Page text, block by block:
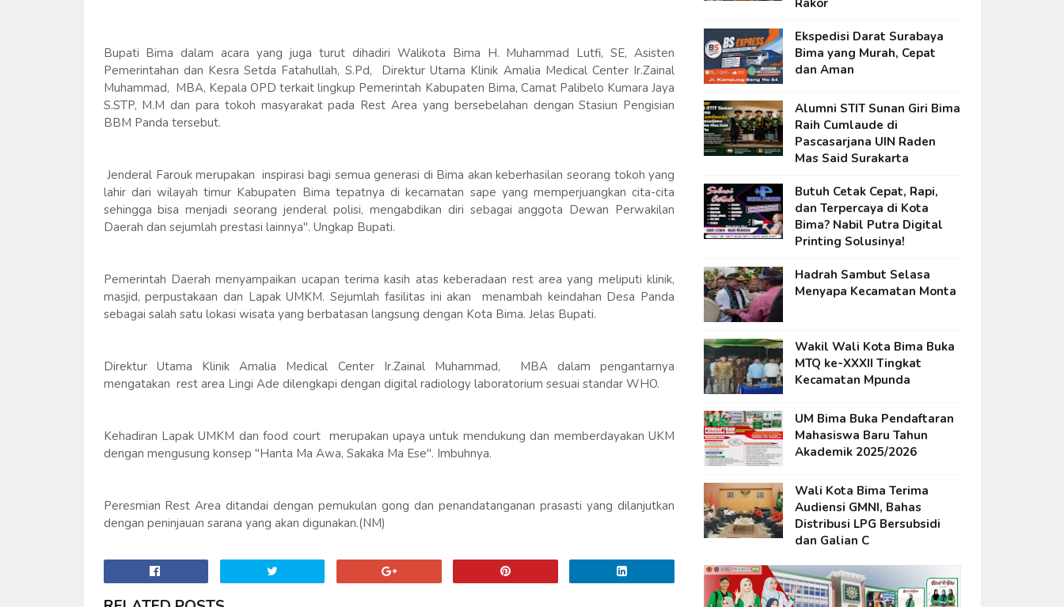
Bupati Bima dalam acara yang juga turut dihadiri Walikota Bima H. Muhammad Lutfi, SE, Asisten
Pemerintahan dan Kesra Setda Fatahullah, S.Pd, Direktur Utama Klinik Amalia Medical Center Ir.Zainal
Muhammad, MBA, Kepala OPD terkait lingkup Pemerintah Kabupaten Bima, Camat Palibelo Kumara Jaya
S.STP, M.M dan para tokoh masyarakat pada Rest Area yang bersebelahan dengan Stasiun Pengisian
BBM Panda tersebut.
Jenderal Farouk merupakan inspirasi bagi semua generasi di Bima akan keberhasilan seorang tokoh yang
lahir dari wilayah timur Kabupaten Bima tepatnya di kecamatan sape yang memperjuangkan cita-cita
sehingga bisa menjadi seorang jenderal polisi, mengabdikan diri sebagai anggota Dewan Perwakilan
Daerah dan sejumlah prestasi lainnya". Ungkap Bupati.
Pemerintah Daerah menyampaikan ucapan terima kasih atas keberadaan rest area yang meliputi klinik,
masjid, perpustakaan dan Lapak UMKM. Sejumlah fasilitas ini akan menambah keindahan Desa Panda
sebagai salah satu lokasi wisata yang berbatasan langsung dengan Kota Bima. Jelas Bupati.
Direktur Utama Klinik Amalia Medical Center Ir.Zainal Muhammad, MBA dalam pengantarnya
mengatakan rest area Lingi Ade dilengkapi dengan digital radiology laboratorium sesuai standar WHO.
Kehadiran Lapak UMKM dan food court merupakan upaya untuk mendukung dan memberdayakan UKM
dengan mengusung konsep "Hanta Ma Awa, Sakaka Ma Ese". Imbuhnya.
Peresmian Rest Area ditandai dengan pemukulan gong dan penandatanganan prasasti yang dilanjutkan
dengan peninjauan sarana yang akan digunakan.(NM)
Ekspedisi Darat Surabaya
Bima yang Murah, Cepat
dan Aman
Alumni STIT Sunan Giri Bima
Raih Cumlaude di
Pascasarjana UIN Raden
Mas Said Surakarta
Butuh Cetak Cepat, Rapi,
dan Terpercaya di Kota
Bima? Nabil Putra Digital
Printing Solusinya!
Hadrah Sambut Selasa
Menyapa Kecamatan Monta
Wakil Wali Kota Bima Buka
MTQ ke-XXXII Tingkat
Kecamatan Mpunda
UM Bima Buka Pendaftaran
Mahasiswa Baru Tahun
Akademik 2025/2026
Wali Kota Bima Terima
Audiensi GMNI, Bahas
Distribusi LPG Bersubsidi
dan Galian C